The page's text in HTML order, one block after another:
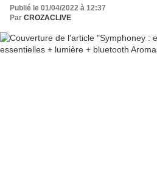
Publié le 01/04/2022 à 12:37
Par CROZACLIVE